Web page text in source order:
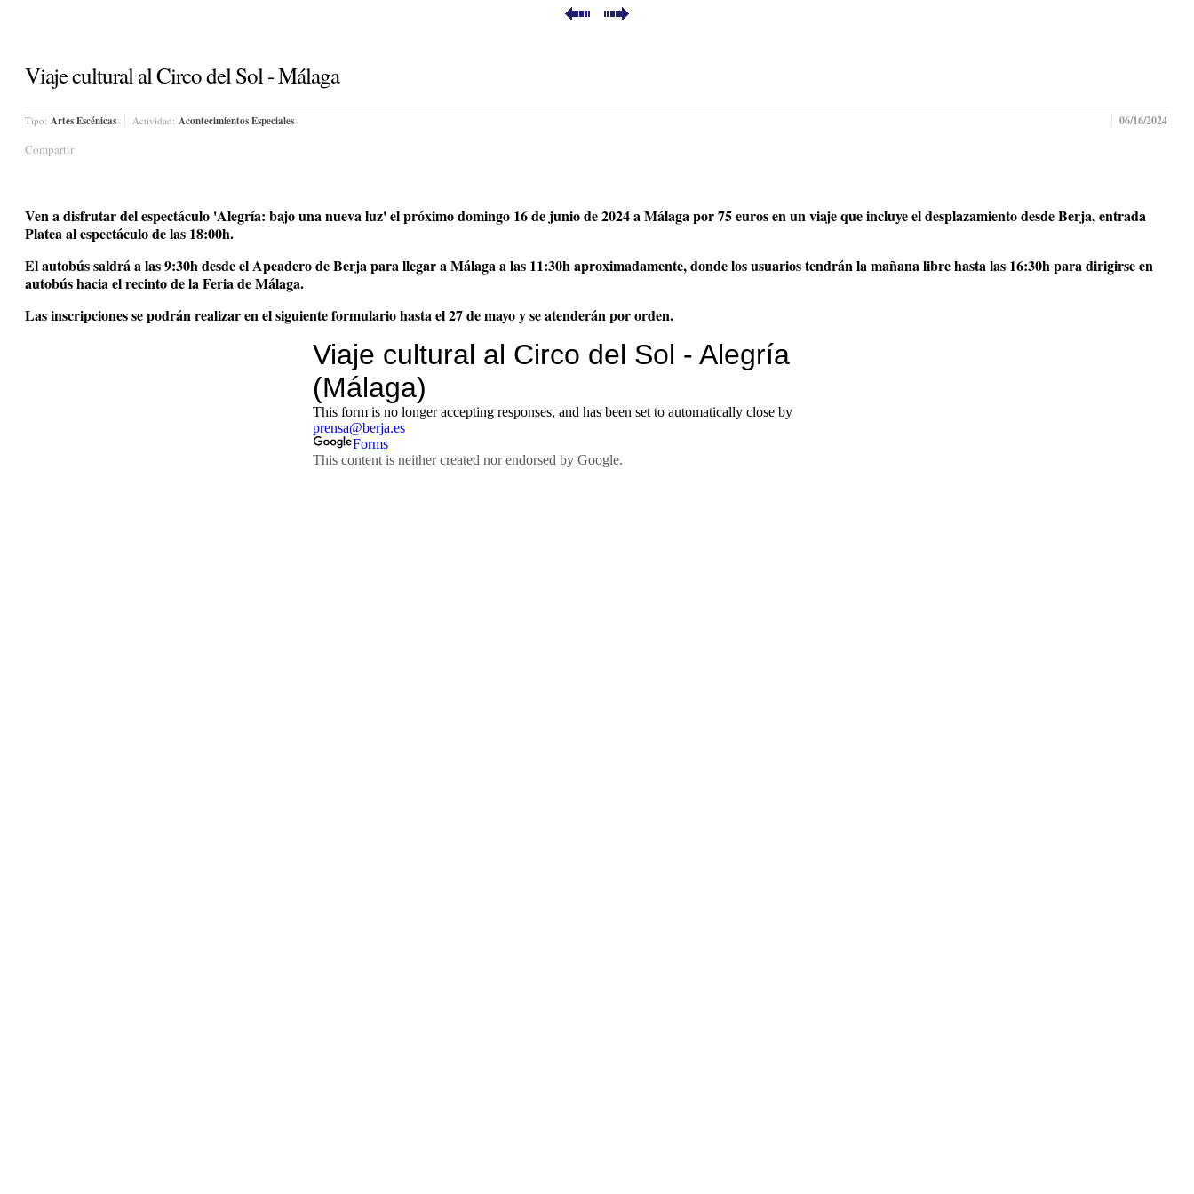
Viaje cultural al Circo del Sol - Málaga
Tipo: Artes Escénicas Actividad: Acontecimientos Especiales 06/16/2024
Compartir
Ven a disfrutar del espectáculo 'Alegría: bajo una nueva luz' el próximo domingo 16 de junio de 2024 a Málaga por 75 euros en un viaje que incluye el desplazamiento desde Berja, entrada
Platea al espectáculo de las 18:00h.
El autobús saldrá a las 9:30h desde el Apeadero de Berja para llegar a Málaga a las 11:30h aproximadamente, donde los usuarios tendrán la mañana libre hasta las 16:30h para dirigirse en
autobús hacia el recinto de la Feria de Málaga.
Las inscripciones se podrán realizar en el siguiente formulario hasta el 27 de mayo y se atenderán por orden.